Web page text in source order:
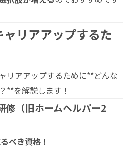
リアアップするた
リアアップするために**どんな
**を解説します！
（旧ホームヘルパー2
べき資格！